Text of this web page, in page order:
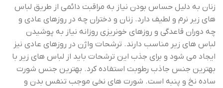
زنان به دلیل حساس بودن نیاز به مراقبت دائمی از طریق لباس
های زیر نرم و لطیف دارد. زنان و دختران چه در روزهای عادی و
چه دوران قاعدگی و روزهای خونریزی روزانه نیاز به پوشیدن
لباس های زیر مناسب دارند. ترشحات واژن در روزهای عادی نیز
ایجاد می شود و برای جذب این ترشحات باید از لباس های زیر با
بهترین جنس جاذب رطوبت استفاده کرد. بهترین جنس شورت
ساده نخ و پنبه است. شورت های نخی موجب تنفس بدن و